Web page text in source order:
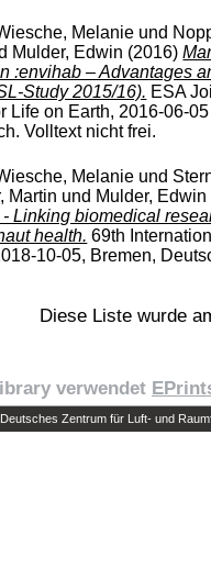
Melanie und
Mulder, Edwin (2016)
:envihab – Advantages
Study 2015/16). ESA
Life on Earth, 2016-06-
Volltext nicht frei.
Melanie und
Martin und Mulder, Edwin
Linking biomedical
health. 69th
10-05, Bremen,
Diese Liste wurde
verwendet
Zentrum für Luft- und